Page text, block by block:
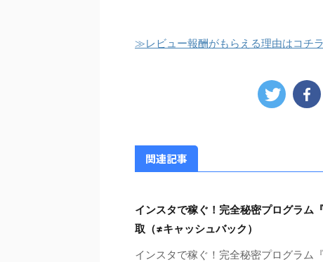
≫レビュー報酬がもらえる理由はコチラ
関連記事
インスタで稼ぐ！完全秘密プログラム
取（≠キャッシュバック）
インスタで稼ぐ！完全秘密プログラム